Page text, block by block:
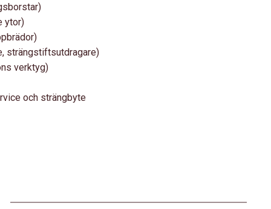
ytor)
strängstiftsutdragare)
verktyg)
och strängbyte